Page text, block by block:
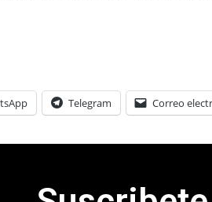
Telegram Correo